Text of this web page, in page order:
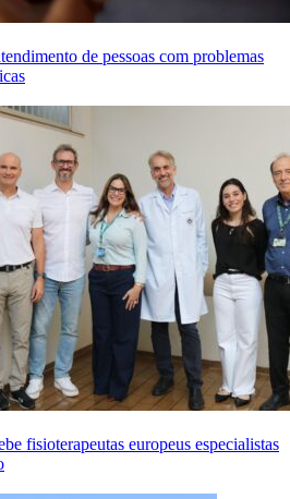
de pessoas com problemas
fisioterapeutas europeus especialistas